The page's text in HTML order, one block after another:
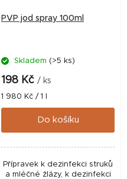
PVP jod spray 100ml
Skladem (>5 ks)
198 Kč / ks
Měrná
cena:
1 980 Kč / 1 l
Do košíku
Přípravek k dezinfekci struků
a mléčné žlázy, k dezinfekci